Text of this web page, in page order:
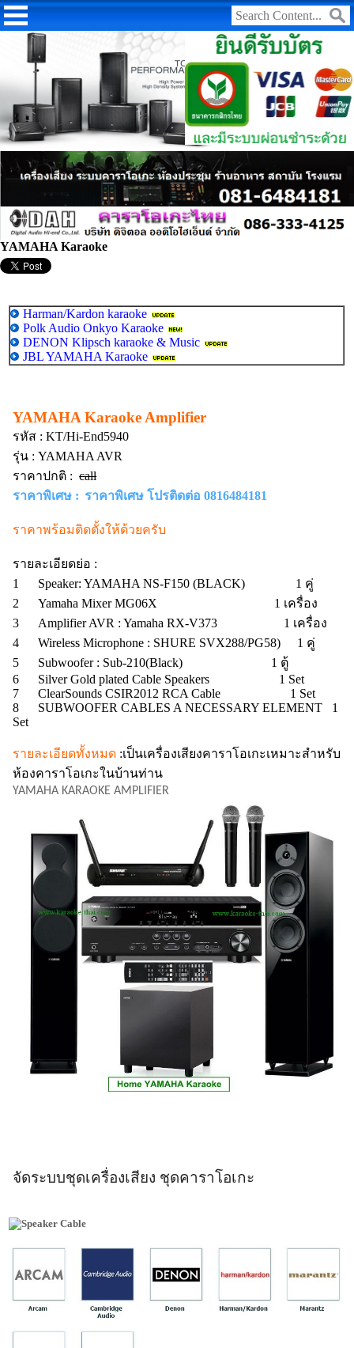
YAMAHA Karaoke
Harman/Kardon karaoke
Polk Audio Onkyo Karaoke
DENON Klipsch karaoke & Music
JBL YAMAHA Karaoke
YAMAHA Karaoke Amplifier
รหัส : KT/Hi-End5940
รุ่น : YAMAHA AVR
ราคาปกติ : call
ราคาพิเศษ : ราคาพิเศษ โปรติดต่อ 0816484181
ราคาพร้อมติดตั้งให้ด้วยครับ
รายละเอียดย่อ :
1
Speaker: YAMAHA NS-F150 (BLACK) 1 คู่
2
Yamaha Mixer MG06X 1 เครื่อง
3
Amplifier AVR : Yamaha RX-V373 1 เครื่อง
4
Wireless Microphone : SHURE SVX288/PG58)
1 คู่
5 Subwoofer : Sub-210(Black) 1 ตู้
6 Silver Gold plated Cable Speakers 1 Set
7 ClearSounds CSIR2012 RCA Cable 1 Set
8 SUBWOOFER CABLES A NECESSARY ELEMENT 1
Set
รายละเอียดทั้งหมด :เป็นเครื่องเสียงคาราโอเกะเหมาะสำหรับ
ห้องคาราโอเกะในบ้านท่าน
YAMAHA KARAOKE AMPLIFIER
จัดระบบชุดเครื่องเสียง ชุดคาราโอเกะ